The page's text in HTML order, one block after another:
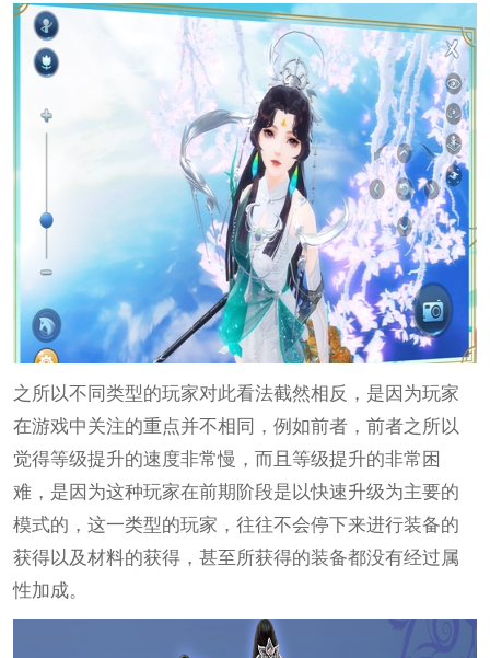
之所以不同类型的玩家对此看法截然相反，是因为玩家
在游戏中关注的重点并不相同，例如前者，前者之所以
觉得等级提升的速度非常慢，而且等级提升的非常困
难，是因为这种玩家在前期阶段是以快速升级为主要的
模式的，这一类型的玩家，往往不会停下来进行装备的
获得以及材料的获得，甚至所获得的装备都没有经过属
性加成。